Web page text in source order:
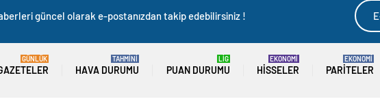
güncel olarak e-postanızdan takip edebilirsiniz !
GÜNLÜK
HAVA DURUMU
TAHMİNİ
PUAN DURUMU
LİG
HISSELER
EKONOMİ
PARITELER
EKONOMİ